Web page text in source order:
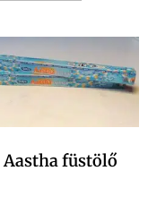
Aastha füstölő